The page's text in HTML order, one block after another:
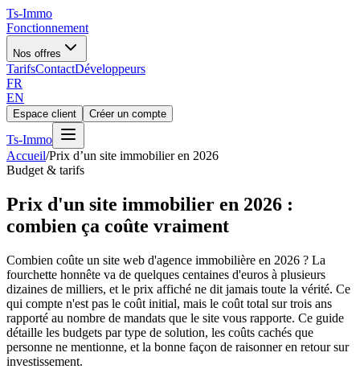
Ts-Immo
Fonctionnement
Nos offres
TarifsContactDéveloppeurs
FR
EN
Espace client Créer un compte
Ts-Immo
Accueil/Prix d’un site immobilier en 2026
Budget & tarifs
Prix d'un site immobilier en 2026 :
combien ça coûte vraiment
Combien coûte un site web d'agence immobilière en 2026 ? La
fourchette honnête va de quelques centaines d'euros à plusieurs
dizaines de milliers, et le prix affiché ne dit jamais toute la vérité. Ce
qui compte n'est pas le coût initial, mais le coût total sur trois ans
rapporté au nombre de mandats que le site vous rapporte. Ce guide
détaille les budgets par type de solution, les coûts cachés que
personne ne mentionne, et la bonne façon de raisonner en retour sur
investissement.